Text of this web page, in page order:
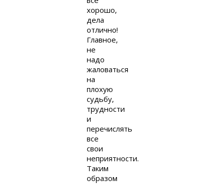
хорошо,
дела
отлично!
Главное,
не
надо
жаловаться
на
плохую
судьбу,
трудности
и
перечислять
все
свои
неприятности.
Таким
образом